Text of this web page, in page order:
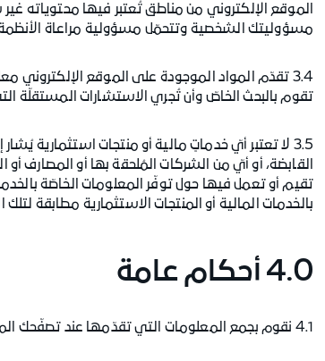
الموقع الإلكتروني من مناطق تُعتبر فيها محتوياته
مسؤوليتك الشخصية وتتحمّل مسؤولية مراعاة الأنظمة
3.4 تقدّم المواد الموجودة على الموقع
تقوم بالبحث الخاصّ وأن تُجري الاستشارات المستقلّة
3.5 لا تعتبر أيّ خدماتٍ مالية أو منتجات استثمارية
القابضة، أو أيّ من الشركات المُلحقة بها أو المصارف
تقيم أو تعمل فيها حول توفّر المعلومات الخاصّة
بالخدمات المالية أو المنتجات الاستثمارية مطابقة لتلك المتطلّبات الخاصّة وأحكام
4.0 أحكام عامة
4.1 نقوم بجمع المعلومات التي تقدّمها عند تصفّحك الموقع الإلكتروني. ويرجى مراجعة سياسة الخصوصية لمزيدٍ من المعلومات بهذا الشأن.